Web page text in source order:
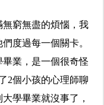
無窮無盡的煩惱，我
度過每一個關卡。
業，是一個很奇怪
2個小孩的心理師聊
學畢業就沒事了，